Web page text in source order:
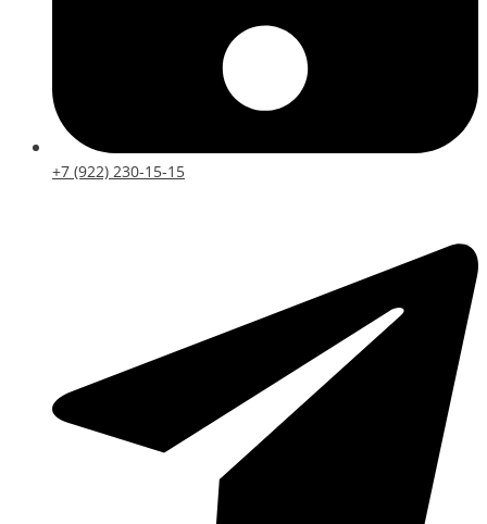
+7 (922) 230-15-15